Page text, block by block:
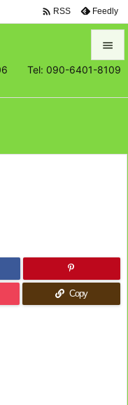
Tel: 090-6401-8109


 RSS Feedly
Copy